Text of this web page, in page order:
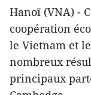
Hanoï (VNA) -
coopération
le Vietnam et
nombreux
principaux